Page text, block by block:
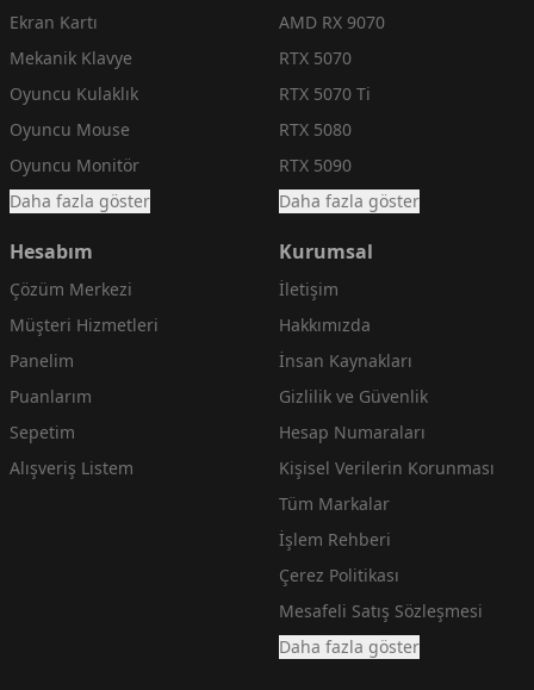
Ekran Kartı
Mekanik Klavye
Oyuncu Kulaklık
Oyuncu Mouse
Oyuncu Monitör
Daha fazla göster
AMD RX 9070
RTX 5070
RTX 5070 Ti
RTX 5080
RTX 5090
Daha fazla göster
Hesabım
Çözüm Merkezi
Müşteri Hizmetleri
Panelim
Puanlarım
Sepetim
Alışveriş Listem
Kurumsal
İletişim
Hakkımızda
İnsan Kaynakları
Gizlilik ve Güvenlik
Hesap Numaraları
Kişisel Verilerin Korunması
Tüm Markalar
İşlem Rehberi
Çerez Politikası
Mesafeli Satış Sözleşmesi
Daha fazla göster